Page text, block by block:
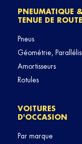
PNEUMATIQUE &
TENUE DE ROUTE
Pneus
Géométrie,
Amortisseurs
Rotules
VOITURES
D'OCCASION
Par marque